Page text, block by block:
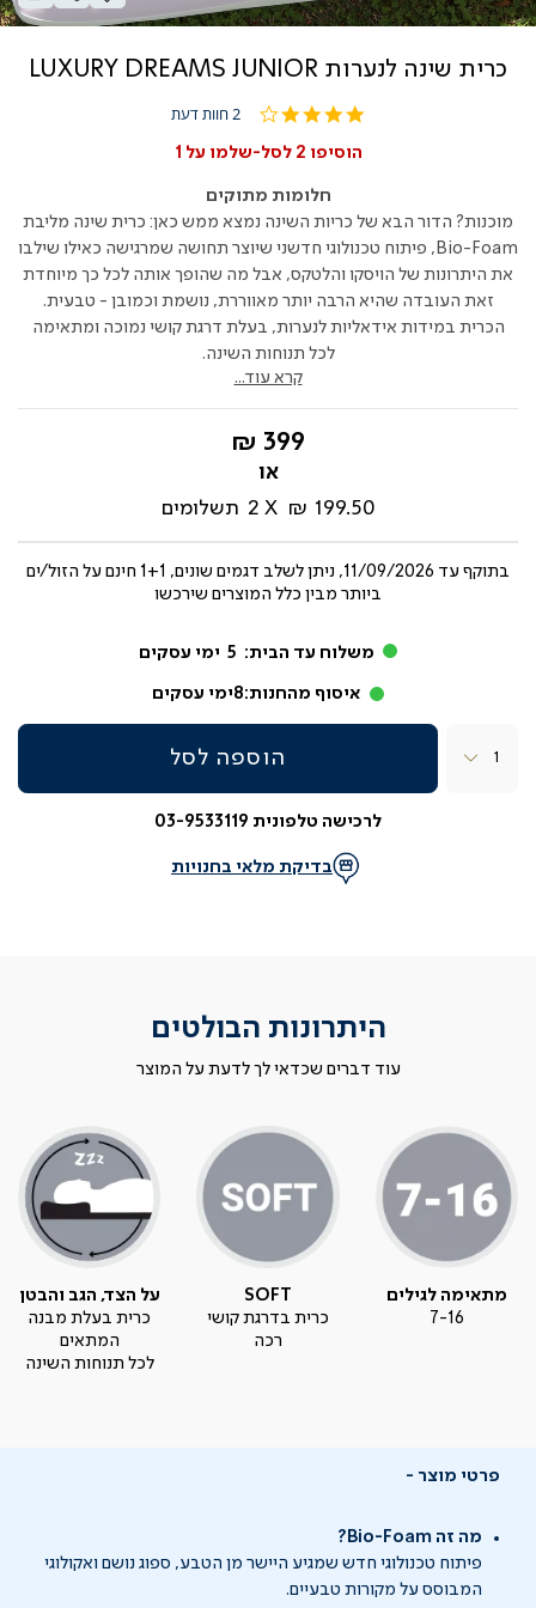
כרית שינה לנערות LUXURY DREAMS JUNIOR
4.0
rating
2 חוות דעת
הוסיפו 2 לסל-שלמו על 1
חלומות מתוקים
מוכנות? הדור הבא של כריות השינה נמצא ממש כאן: כרית שינה מליבת
Bio-Foam, פיתוח טכנולוגי חדשני שיוצר תחושה שמרגישה כאילו שילבו
את היתרונות של הויסקו והלטקס, אבל מה שהופך אותה לכל כך מיוחדת
זאת העובדה שהיא הרבה יותר מאווררת, נושמת וכמובן - טבעית.
הכרית במידות אידאליות לנערות, בעלת דרגת קושי נמוכה ומתאימה
לכל תנוחות השינה.
קרא עוד...
החל
מ-
399 ₪
199.50 ₪
2 תשלומים
בתוקף עד
11/09/2026, ניתן לשלב דגמים שונים, 1+1 חינם על הזול/ים
ביותר מבין כלל המוצרים שירכשו
משלוח עד הבית: 5 ימי עסקים
איסוף מהחנות:8ימי עסקים
הוספה לסל
לרכישה טלפונית 03-9533119
בדיקת מלאי בחנויות
היתרונות הבולטים
עוד דברים שכדאי לך לדעת על המוצר
מתאימה לגילים
7-16
SOFT
כרית בדרגת קושי
רכה
על הצד, הגב והבטן
כרית בעלת מבנה
המתאים
לכל תנוחות השינה
פרטי מוצר
מה זה Bio-Foam?
פיתוח טכנולוגי חדש שמגיע היישר מן הטבע, ספוג נושם ואקולוגי
המבוסס על מקורות טבעיים.